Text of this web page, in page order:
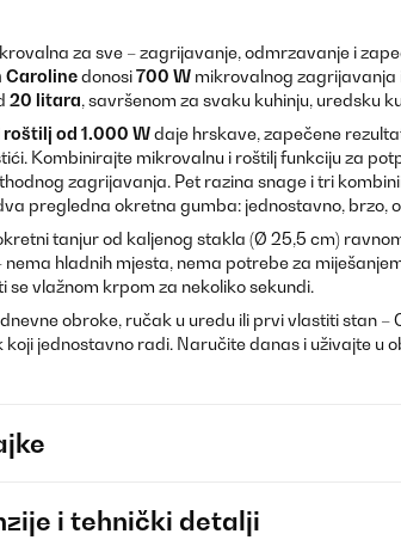
za sve – zagrijavanje, odmrzavanje i
Carolinedonosi700 W mikrovalnog zagrijavanja
20 litara, savršenom za svaku kuhinju, uredsku
roštilj od 1.000 Wdaje hrskave, zapečene
Kombinirajte mikrovalnu i roštilj funkciju za
zagrijavanja. Pet razina snage i tri
pregledna okretna gumba: jednostavno, brzo,
tanjur od kaljenog stakla (Ø 25,5 cm)
nema hladnih mjesta, nema potrebe za
se vlažnom krpom za nekoliko sekundi.
obroke, ručak u uredu ili prvi vlastiti stan –
koji jednostavno radi. Naručite danas i uživajte u
i tehnički detalji